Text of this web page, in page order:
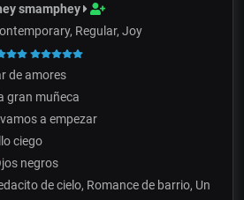
smamphey
Regular, Joy
de amores
gran muñeca
a empezar
ciego
negros
de cielo, Romance de barrio, Un